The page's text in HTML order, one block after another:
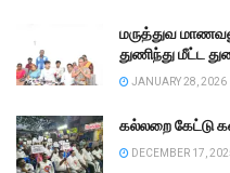
மருத்துவ
துணிந்து மீட்ட
JANUARY 28, 2026
கல்லறை கேட்டு
DECEMBER 17,